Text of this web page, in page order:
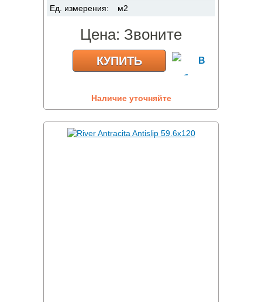
Ед. измерения:
м2
Цена: Звоните
КУПИТЬ
Наличие уточняйте